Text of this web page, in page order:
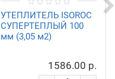
УТЕПЛИТЕЛЬ ISOROC
СУПЕРТЕПЛЫЙ 100
мм (3,05 м2)
1586.00 р.